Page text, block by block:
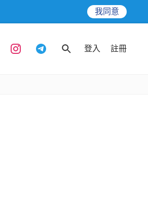
我同意
登入 註冊